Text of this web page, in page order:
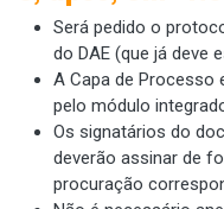
Será pedido o
do DAE (que já deve
A Capa de Processo
pelo módulo
Os signatários do
deverão assinar de
procuração